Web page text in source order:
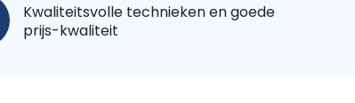
Kwaliteitsvolle technieken en goede
prijs-kwaliteit